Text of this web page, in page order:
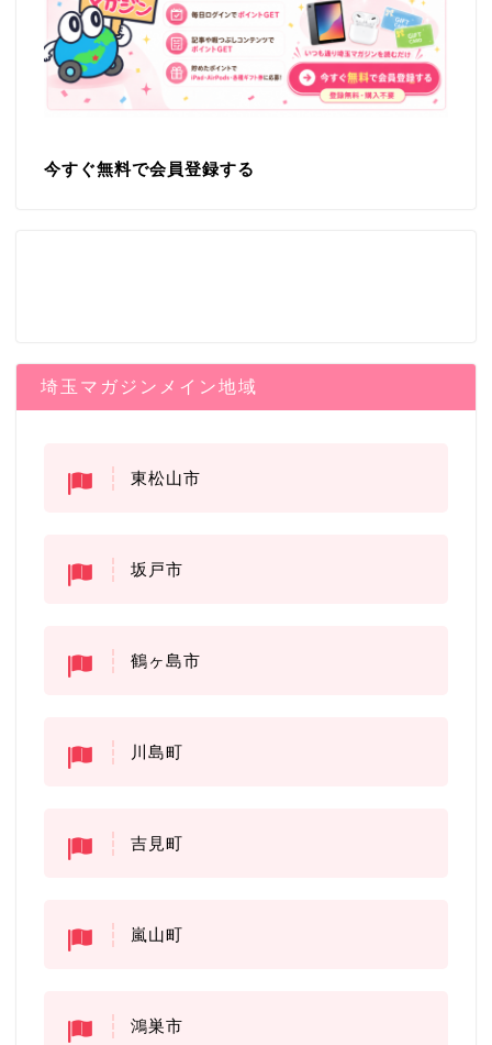
今すぐ無料で会員登録する
埼玉マガジンメイン地域
東松山市
坂戸市
鶴ヶ島市
川島町
吉見町
嵐山町
鴻巣市